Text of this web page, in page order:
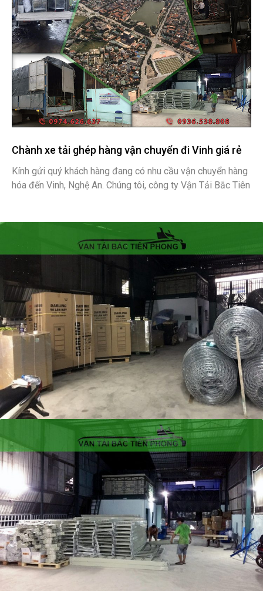
Chành xe tải ghép hàng vận chuyển đi Vinh giá rẻ
Kính gửi quý khách hàng đang có nhu cầu vận chuyển hàng
hóa đến Vinh, Nghệ An. Chúng tôi, công ty Vận Tải Bắc Tiên